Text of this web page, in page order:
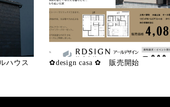
ハウス
✿design casa ✿ 販売開始